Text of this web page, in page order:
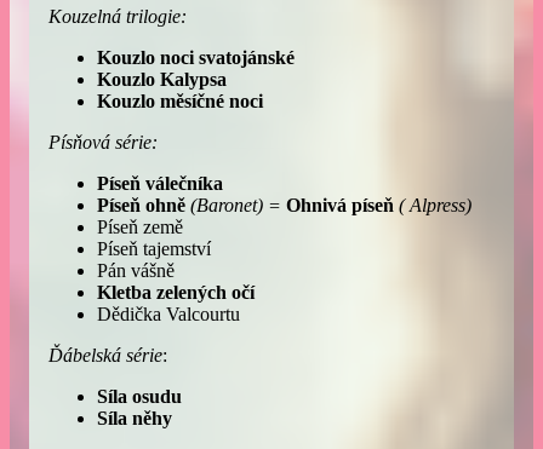
Kouzelná trilogie:
Kouzlo noci svatojánské
Kouzlo Kalypsa
Kouzlo měsíčné noci
Písňová série:
Píseň válečníka
Píseň ohně (Baronet) = Ohnivá píseň ( Alpress)
Píseň země
Píseň tajemství
Pán vášně
Kletba zelených očí
Dědička Valcourtu
Ďábelská série:
Síla osudu
Síla něhy